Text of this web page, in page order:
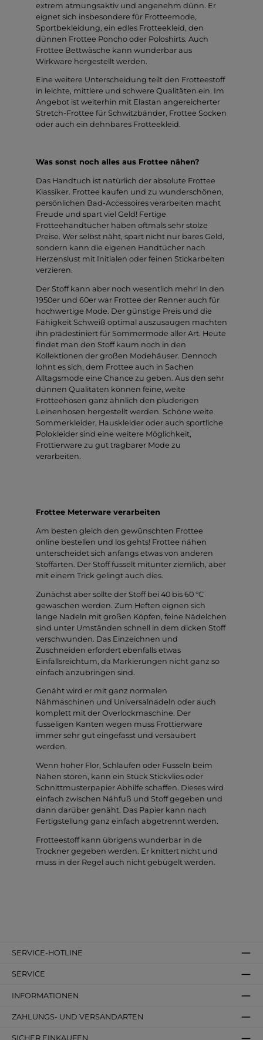
extrem atmungsaktiv und angenehm dünn. Er
eignet sich insbesondere für Frotteemode,
Sportbekleidung, ein edles Frotteekleid, den
dünnen Frottee Poncho oder Poloshirts. Auch
Frottee Bettwäsche kann wunderbar aus
Wirkware hergestellt werden.
Eine weitere Unterscheidung teilt den Frotteestoff
in leichte, mittlere und schwere Qualitäten ein. Im
Angebot ist weiterhin mit Elastan angereicherter
Stretch-Frottee für Schwitzbänder, Frottee Socken
oder auch ein dehnbares Frotteekleid.
Was sonst noch alles aus Frottee nähen?
Das Handtuch ist natürlich der absolute Frottee
Klassiker. Frottee kaufen und zu wunderschönen,
persönlichen Bad-Accessoires verarbeiten macht
Freude und spart viel Geld! Fertige
Frotteehandtücher haben oftmals sehr stolze
Preise. Wer selbst näht, spart nicht nur bares Geld,
sondern kann die eigenen Handtücher nach
Herzenslust mit Initialen oder feinen Stickarbeiten
verzieren.
Der Stoff kann aber noch wesentlich mehr! In den
1950er und 60er war Frottee der Renner auch für
hochwertige Mode. Der günstige Preis und die
Fähigkeit Schweiß optimal auszusaugen machten
ihn prädestiniert für Sommermode aller Art. Heute
findet man den Stoff kaum noch in den
Kollektionen der großen Modehäuser. Dennoch
lohnt es sich, dem Frottee auch in Sachen
Alltagsmode eine Chance zu geben. Aus den sehr
dünnen Qualitäten können feine, weite
Frotteehosen ganz ähnlich den pluderigen
Leinenhosen hergestellt werden. Schöne weite
Sommerkleider, Hauskleider oder auch sportliche
Polokleider sind eine weitere Möglichkeit,
Frottierware zu gut tragbarer Mode zu
verarbeiten.
Frottee Meterware verarbeiten
Am besten gleich den gewünschten Frottee
online bestellen und los gehts! Frottee nähen
unterscheidet sich anfangs etwas von anderen
Stoffarten. Der Stoff fusselt mitunter ziemlich, aber
mit einem Trick gelingt auch dies.
Zunächst aber sollte der Stoff bei 40 bis 60 °C
gewaschen werden. Zum Heften eignen sich
lange Nadeln mit großen Köpfen, feine Nädelchen
sind unter Umständen schnell in dem dicken Stoff
verschwunden. Das Einzeichnen und
Zuschneiden erfordert ebenfalls etwas
Einfallsreichtum, da Markierungen nicht ganz so
einfach anzubringen sind.
Genäht wird er mit ganz normalen
Nähmaschinen und Universalnadeln oder auch
komplett mit der Overlockmaschine. Der
fusseligen Kanten wegen muss Frottierware
immer sehr gut eingefasst und versäubert
werden.
Wenn hoher Flor, Schlaufen oder Fusseln beim
Nähen stören, kann ein Stück Stickvlies oder
Schnittmusterpapier Abhilfe schaffen. Dieses wird
einfach zwischen Nähfuß und Stoff gegeben und
dann darüber genäht. Das Papier kann nach
Fertigstellung ganz einfach abgetrennt werden.
Frotteestoff kann übrigens wunderbar in de
Trockner gegeben werden. Er knittert nicht und
muss in der Regel auch nicht gebügelt werden.
SERVICE-HOTLINE
SERVICE
INFORMATIONEN
ZAHLUNGS- UND VERSANDARTEN
SICHER EINKAUFEN